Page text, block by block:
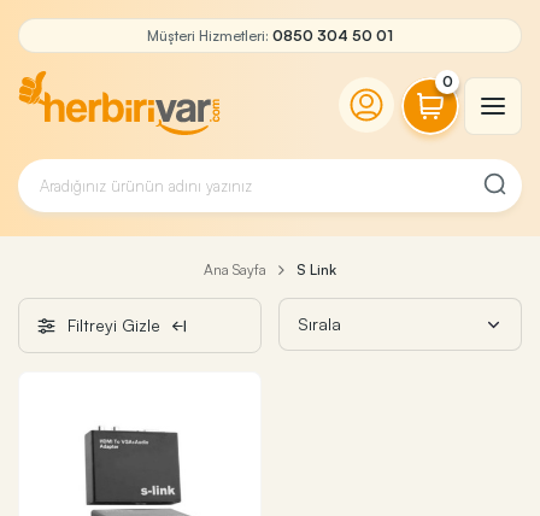
Müşteri Hizmetleri: 0850 304 50 01
0
Ana Sayfa S Link
Filtreyi Gizle